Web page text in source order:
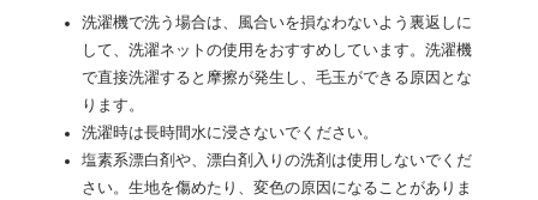
洗濯機で洗う場合は、風合いを損なわないよう裏返しに
して、洗濯ネットの使用をおすすめしています。洗濯機
で直接洗濯すると摩擦が発生し、毛玉ができる原因とな
ります。
洗濯時は長時間水に浸さないでください。
塩素系漂白剤や、漂白剤入りの洗剤は使用しないでくだ
さい。生地を傷めたり、変色の原因になることがありま